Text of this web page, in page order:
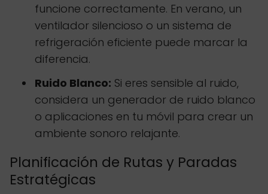
funcione correctamente. En verano, un
ventilador silencioso o un sistema de
refrigeración eficiente puede marcar la
diferencia.
Ruido Blanco: Si eres sensible al ruido,
considera un generador de ruido blanco
o aplicaciones en tu móvil para crear un
ambiente sonoro relajante.
Planificación de Rutas y Paradas
Estratégicas